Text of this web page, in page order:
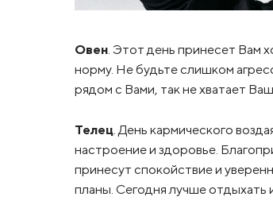
Овен. Этот день принесет Вам
норму. Не будьте слишком
рядом с Вами, так не хватает
Телец. День кармического
настроение и здоровье.
принесут спокойствие и
планы. Сегодня лучше отдыхать